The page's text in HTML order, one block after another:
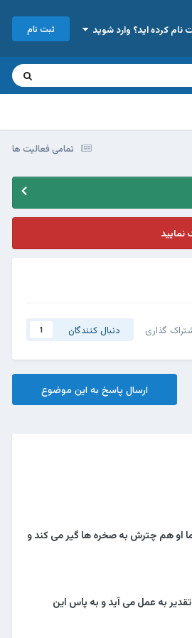
نام کرده اید؟ وارد شوید ثبت نام
تمامی فعالیت ها
گذاری دنبال کنندگان 1
ارسال پاسخ به این موضوع
اما او هم چترش به صخره ها گیر می کند و
به عمل می آید و به پاس این